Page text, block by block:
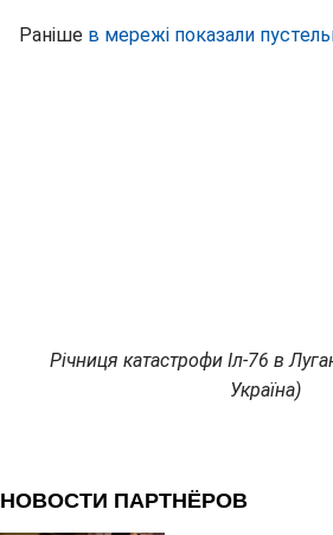
Раніше в мережі показали
Річниця катастрофи Іл-76 в
Україна)